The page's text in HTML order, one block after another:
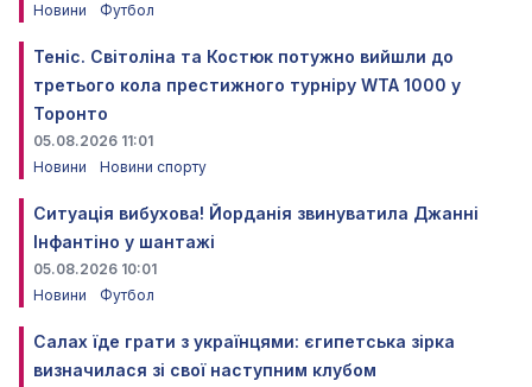
Новини
Футбол
Теніс. Світоліна та Костюк потужно вийшли до
третього кола престижного турніру WTA 1000 у
Торонто
05.08.2026 11:01
Новини
Новини спорту
Ситуація вибухова! Йорданія звинуватила Джанні
Інфантіно у шантажі
05.08.2026 10:01
Новини
Футбол
Салах їде грати з українцями: єгипетська зірка
визначилася зі свої наступним клубом